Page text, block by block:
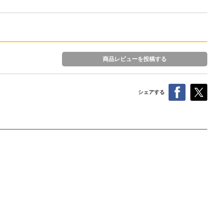
商品レビューを投稿する
シェアする